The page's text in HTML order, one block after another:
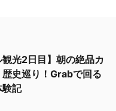
観光2日目】朝の絶品カ
史巡り！Grabで回る
験記